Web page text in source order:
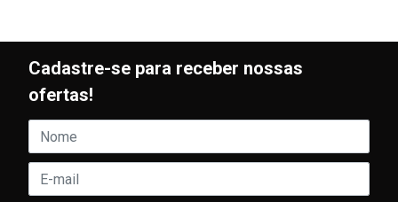
Cadastre-se para receber nossas
ofertas!